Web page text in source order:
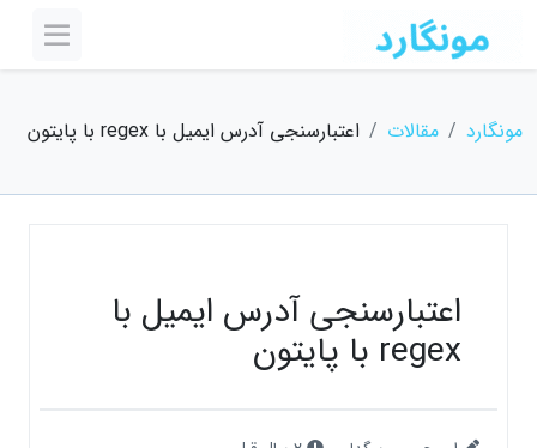
مونگارد مقالات اعتبارسنجی آدرس ایمیل با regex با پایتون
اعتبارسنجی آدرس ایمیل با
regex با پایتون